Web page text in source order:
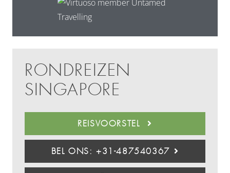
RONDREIZEN
SINGAPORE
REISVOORSTEL
BEL ONS: +31-487540367